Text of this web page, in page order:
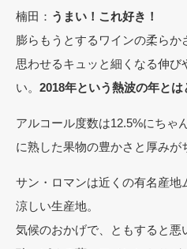
楠田： うまい！これ好き！
膨らもうとするワインの柔らか
思わせるキュッと細くなる伸び
い。 2018年という熱波の年とは
アルコール度数は12.5%にちゃ
に熟した果物の豊かさと厚みが
サン・ロマンは近くの有名産地
涼しい生産地。
気候のおかげで、ともすると悪